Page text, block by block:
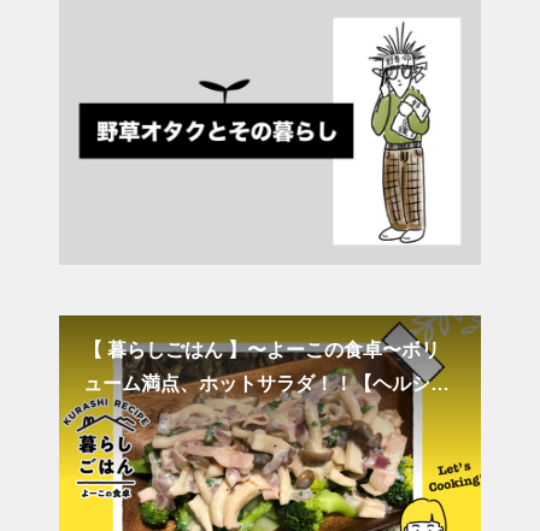
【 暮らしごはん 】〜よーこの食卓〜ボリ
ューム満点、ホットサラダ！！【ヘルシー
な1食分レシピ】